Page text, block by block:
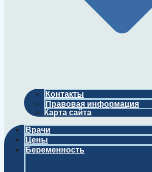
Контакты
Правовая информация
Карта сайта
Врачи
Цены
Беременность